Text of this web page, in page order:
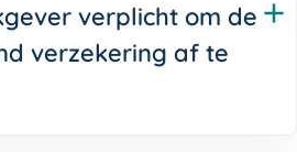
verplicht om de
verzekering af te